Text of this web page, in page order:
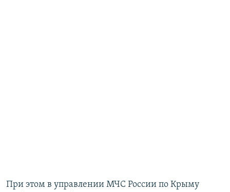
При этом в управлении МЧС России по Крыму